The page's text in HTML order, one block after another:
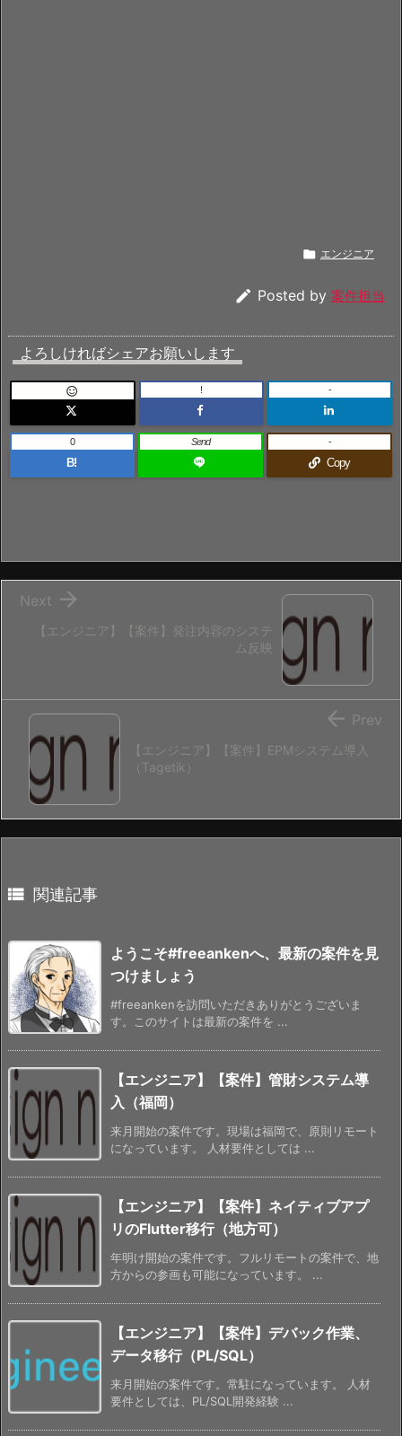
 エンジニア
 Posted by 案件担当
よろしければシェアお願いします
 ! -
B!
0 Send
Copy
-
【エンジニア】【案件】発注内容のシステ
ム反映

Next
【エンジニア】【案件】EPMシステム導入
（Tagetik）
 Prev
 関連記事
ようこそ#freeankenへ、最新の案件を見
つけましょう
#freeankenを訪問いただきありがとうございま
す。このサイトは最新の案件を ...
【エンジニア】【案件】管財システム導
入（福岡）
来月開始の案件です。現場は福岡で、原則リモート
になっています。 人材要件としては ...
【エンジニア】【案件】ネイティブアプ
リのFlutter移行（地方可）
年明け開始の案件です。フルリモートの案件で、地
方からの参画も可能になっています。 ...
【エンジニア】【案件】デバック作業、
データ移行（PL/SQL）
来月開始の案件です。常駐になっています。 人材
要件としては、PL/SQL開発経験 ...